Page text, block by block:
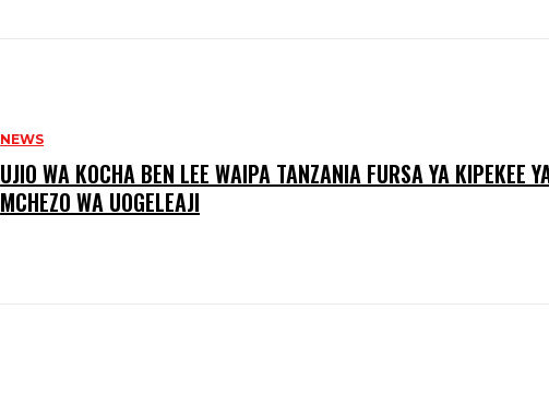
NEWS
UJIO WA KOCHA BEN LEE WAIPA TANZANIA FURSA YA KIPEKEE
MCHEZO WA UOGELEAJI